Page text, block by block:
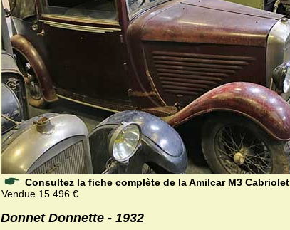
Consultez la fiche complète de la Amilcar M3 Cabriolet
Vendue 15 496 €
Donnet Donnette - 1932